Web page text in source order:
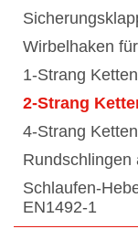
Wirbelhaken
1-Strang
2-Strang
4-Strang
Rundschlingen
Schlaufen-
EN1492-1